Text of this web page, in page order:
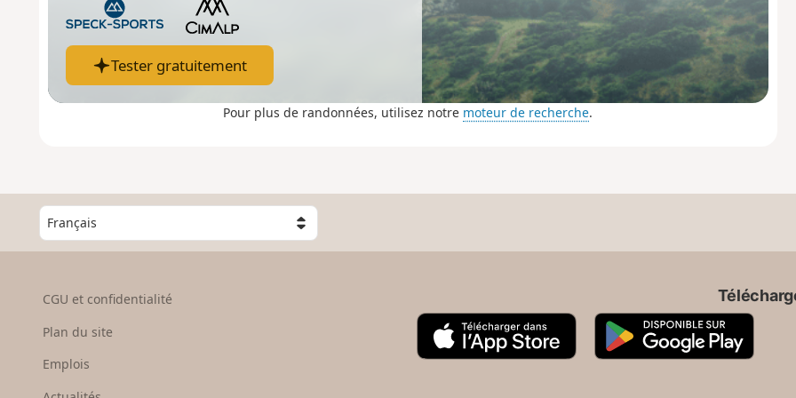
Tester gratuitement
Pour plus de randonnées, utilisez notre moteur de recherche.
C
h
o
s
e
CGU et confidentialité
Plan du site
Emplois
A
p
G
o